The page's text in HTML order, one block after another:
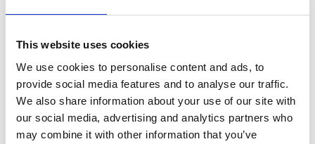
This website uses cookies
We use cookies to personalise content and ads, to
provide social media features and to analyse our traffic.
We also share information about your use of our site with
our social media, advertising and analytics partners who
may combine it with other information that you’ve
Je plakkende oplossing gevonden?
Vraag dan een snelle offerte aan!
Snelle offerte